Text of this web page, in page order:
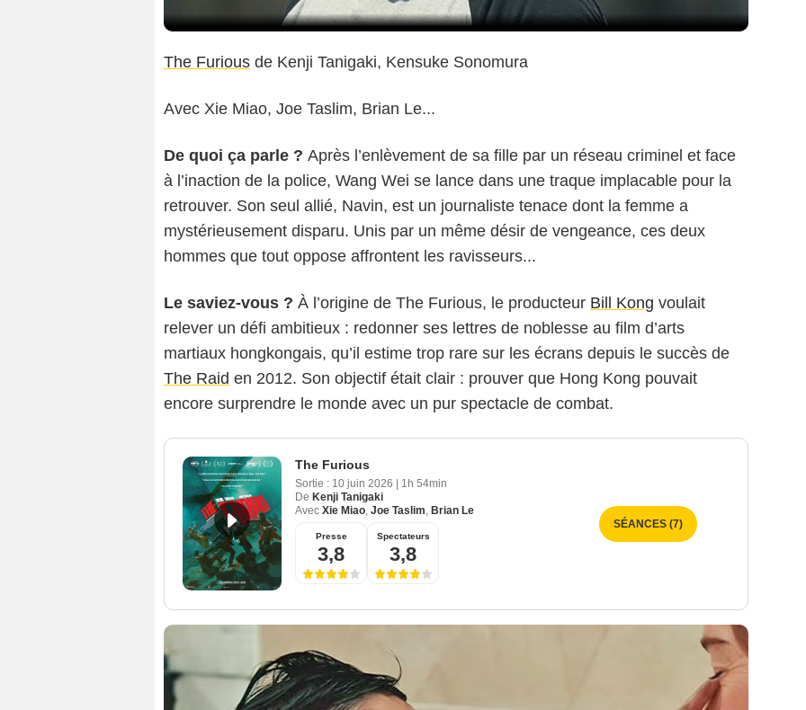
The Furious de Kenji Tanigaki, Kensuke Sonomura
Avec Xie Miao, Joe Taslim, Brian Le...
De quoi ça parle ? Après l’enlèvement de sa fille par un réseau criminel et face
à l’inaction de la police, Wang Wei se lance dans une traque implacable pour la
retrouver. Son seul allié, Navin, est un journaliste tenace dont la femme a
mystérieusement disparu. Unis par un même désir de vengeance, ces deux
hommes que tout oppose affrontent les ravisseurs...
Le saviez-vous ? À l’origine de The Furious, le producteur Bill Kong voulait
relever un défi ambitieux : redonner ses lettres de noblesse au film d’arts
martiaux hongkongais, qu’il estime trop rare sur les écrans depuis le succès de
The Raid en 2012. Son objectif était clair : prouver que Hong Kong pouvait
encore surprendre le monde avec un pur spectacle de combat.
The Furious
Sortie : 10 juin 2026 | 1h 54min
De Kenji Tanigaki
Avec Xie Miao Joe Taslim Brian Le
Presse
3,8
Spectateurs
3,8
SÉANCES (7)